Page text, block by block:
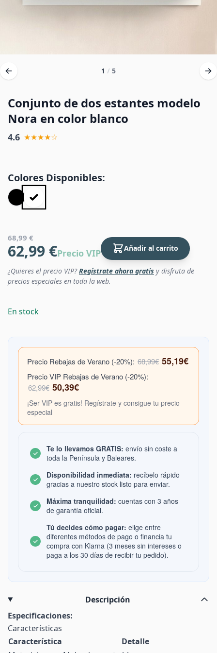
1 / 5
Conjunto de dos estantes modelo
Nora en color blanco
4.6 ★★★★☆
Colores Disponibles:
68,99 €
62,99 €Precio VIP Añadir al carrito
¿Quieres el precio VIP?Regístrate ahora gratis y disfruta de
precios especiales en toda la web.
En stock
Precio Rebajas de Verano (-20%): 68,99€ 55,19€
Precio VIP Rebajas de Verano (-20%):
62,99€ 50,39€
¡Ser VIP es gratis! Regístrate y consigue tu precio
especial
Te lo llevamos GRATIS: envío sin coste a
toda la Península y Baleares.
Disponibilidad inmediata: recíbelo rápido
gracias a nuestro stock listo para enviar.
Máxima tranquilidad: cuentas con 3 años
de garantía oficial.
Tú decides cómo pagar: elige entre
diferentes métodos de pago o financia tu
compra con Klarna (3 meses sin intereses o
paga a los 30 días de recibir tu pedido).
Descripción
Especificaciones:
Características
Característica
Detalle